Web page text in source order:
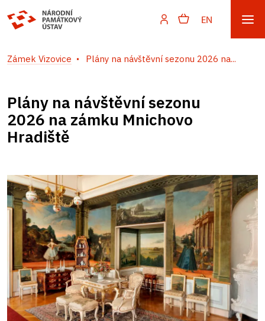
EN
Zámek Vizovice Plány na návštěvní sezonu 2026 na...
Plány na návštěvní sezonu
2026 na zámku Mnichovo
Hradiště